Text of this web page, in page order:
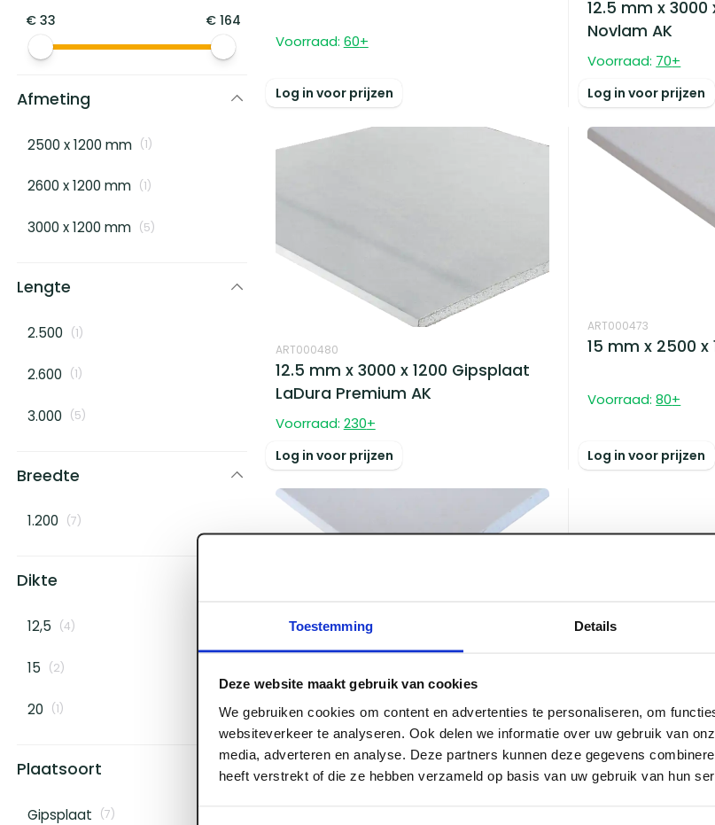
Toestemming Details
Deze website maakt gebruik van cookies
We gebruiken cookies om content en advertenties te personaliseren, om
websiteverkeer te analyseren. Ook delen we informatie over uw gebruik van
media, adverteren en analyse. Deze partners kunnen deze gegevens
heeft verstrekt of die ze hebben verzameld op basis van uw gebruik van hun
Voorraad: 60+
Log in voor prijzen
12.5 mm x
Novlam AK
Voorraad: 70+
Log in voor prijzen
ART000480
12.5 mm x 3000 x 1200 Gipsplaat
LaDura Premium AK
Voorraad: 230+
Log in voor prijzen
ART000473
15 mm x 2500 x
Voorraad: 80+
Log in voor prijzen
ART000475
20 mm x 3000 x 1200 Pregyfeu-A1
Voorraad:60+
Log in voor prijzen
€ 33 € 164
Afmeting
2500 x 1200 mm (1)
2600 x 1200 mm (1)
3000 x 1200 mm (5)
Lengte
2.500 (1)
2.600 (1)
3.000 (5)
Breedte
1.200 (7)
Dikte
12,5 (4)
15 (2)
20 (1)
Plaatsoort
Gipsplaat (7)